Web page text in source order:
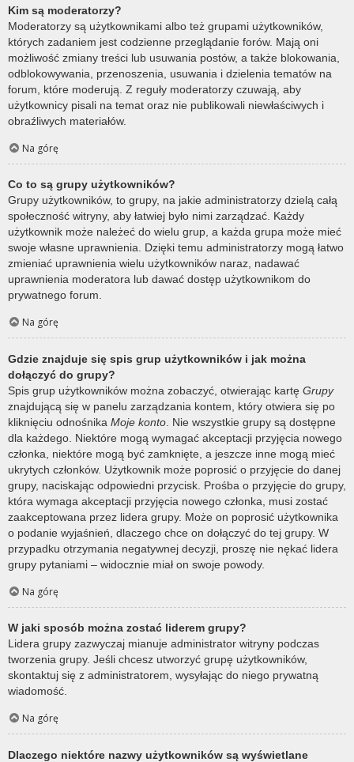
Kim są moderatorzy?
Moderatorzy są użytkownikami albo też grupami użytkowników,
których zadaniem jest codzienne przeglądanie forów. Mają oni
możliwość zmiany treści lub usuwania postów, a także blokowania,
odblokowywania, przenoszenia, usuwania i dzielenia tematów na
forum, które moderują. Z reguły moderatorzy czuwają, aby
użytkownicy pisali na temat oraz nie publikowali niewłaściwych i
obraźliwych materiałów.
Na górę
Co to są grupy użytkowników?
Grupy użytkowników, to grupy, na jakie administratorzy dzielą całą
społeczność witryny, aby łatwiej było nimi zarządzać. Każdy
użytkownik może należeć do wielu grup, a każda grupa może mieć
swoje własne uprawnienia. Dzięki temu administratorzy mogą łatwo
zmieniać uprawnienia wielu użytkowników naraz, nadawać
uprawnienia moderatora lub dawać dostęp użytkownikom do
prywatnego forum.
Na górę
Gdzie znajduje się spis grup użytkowników i jak można
dołączyć do grupy?
Spis grup użytkowników można zobaczyć, otwierając kartę Grupy
znajdującą się w panelu zarządzania kontem, który otwiera się po
kliknięciu odnośnika Moje konto . Nie wszystkie grupy są dostępne
dla każdego. Niektóre mogą wymagać akceptacji przyjęcia nowego
członka, niektóre mogą być zamknięte, a jeszcze inne mogą mieć
ukrytych członków. Użytkownik może poprosić o przyjęcie do danej
grupy, naciskając odpowiedni przycisk. Prośba o przyjęcie do grupy,
która wymaga akceptacji przyjęcia nowego członka, musi zostać
zaakceptowana przez lidera grupy. Może on poprosić użytkownika
o podanie wyjaśnień, dlaczego chce on dołączyć do tej grupy. W
przypadku otrzymania negatywnej decyzji, proszę nie nękać lidera
grupy pytaniami – widocznie miał on swoje powody.
Na górę
W jaki sposób można zostać liderem grupy?
Lidera grupy zazwyczaj mianuje administrator witryny podczas
tworzenia grupy. Jeśli chcesz utworzyć grupę użytkowników,
skontaktuj się z administratorem, wysyłając do niego prywatną
wiadomość.
Na górę
Dlaczego niektóre nazwy użytkowników są wyświetlane